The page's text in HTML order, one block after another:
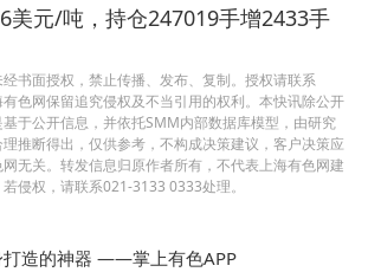
美元/吨，持仓247019手增2433手
经书面授权，禁止传播、发布、复制。授权请联系
色网保留追究侵权及不当引用的权利。本快讯除公开
于公开信息，并依托SMM内部数据库模型，由研究
推断得出，仅供参考，不构成决策建议，客户决策应
无关。转发信息归原作者所有，不代表上海有色网建
侵权，请联系021-3133 0333处理。
打造的神器 ——掌上有色APP